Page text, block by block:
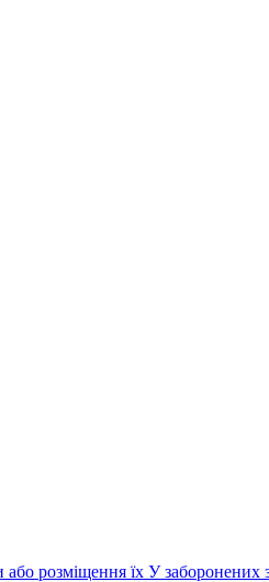
розміщення їх У заборонених